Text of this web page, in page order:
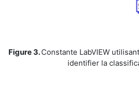
​Figure 3.Constante LabVIEW
identifier la